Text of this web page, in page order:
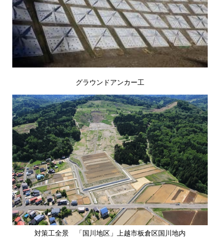
グラウンドアンカー工
対策工全景 「国川地区」上越市板倉区国川地内